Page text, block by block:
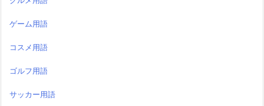
ゲーム用語
コスメ用語
ゴルフ用語
サッカー用語